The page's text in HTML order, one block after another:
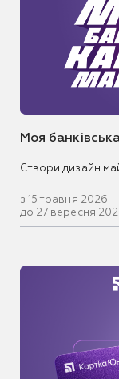
Моя
Створи дизайн
з 15 травня 2026
до 27 вересня